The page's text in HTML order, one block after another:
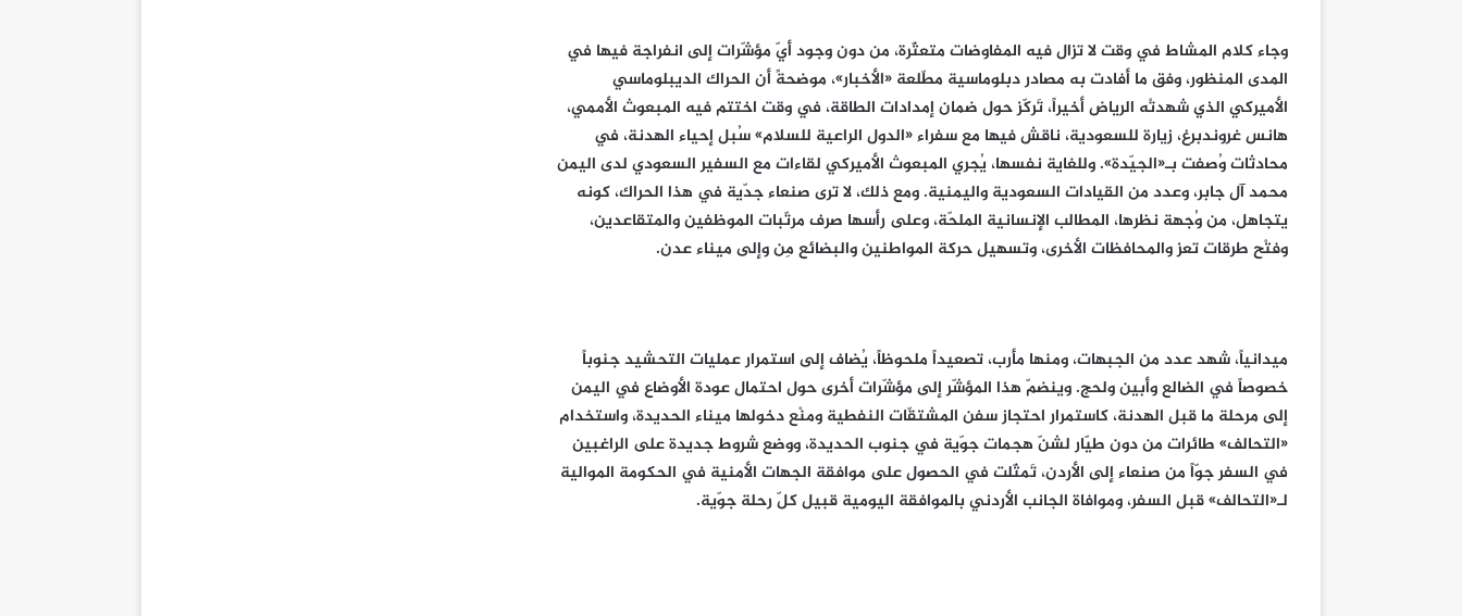
وجاء كلام المشاط في وقت لا تزال فيه المفاوضات متعثّرة، من دون وجود أيّ مؤشّرات إلى انفراجة فيها في
المدى المنظور، وفق ما أفادت به مصادر دبلوماسية مطّلعة «الأخبار»، موضحةً أن الحراك الديبلوماسي
الأميركي الذي شهدتْه الرياض أخيراً، تَركّز حول ضمان إمدادات الطاقة، في وقت اختتم فيه المبعوث الأممي،
هانس غروندبرغ، زيارة للسعودية، ناقش فيها مع سفراء «الدول الراعية للسلام» سُبل إحياء الهدنة، في
محادثات وُصفت بـ«الجيّدة». وللغاية نفسها، يُجري المبعوث الأميركي لقاءات مع السفير السعودي لدى اليمن
محمد آل جابر، وعدد من القيادات السعودية واليمنية. ومع ذلك، لا ترى صنعاء جدّية في هذا الحراك، كونه
يتجاهل، من وُجهة نظرها، المطالب الإنسانية الملحّة، وعلى رأسها صرف مرتّبات الموظفين والمتقاعدين،
وفتْح طرقات تعز والمحافظات الأخرى، وتسهيل حركة المواطنين والبضائع مِن وإلى ميناء عدن.
ميدانياً، شهد عدد من الجبهات، ومنها مأرب، تصعيداً ملحوظاً، يُضاف إلى استمرار عمليات التحشيد جنوباً
خصوصاً في الضالع وأبين ولحج. وينضمّ هذا المؤشّر إلى مؤشّرات أخرى حول احتمال عودة الأوضاع في اليمن
إلى مرحلة ما قبل الهدنة، كاستمرار احتجاز سفن المشتقّات النفطية ومنْع دخولها ميناء الحديدة، واستخدام
«التحالف» طائرات من دون طيّار لشنّ هجمات جوّية في جنوب الحديدة، ووضع شروط جديدة على الراغبين
في السفر جوّاً من صنعاء إلى الأردن، تَمثّلت في الحصول على موافقة الجهات الأمنية في الحكومة الموالية
لـ«التحالف» قبل السفر، وموافاة الجانب الأردني بالموافقة اليومية قبيل كلّ رحلة جوّية.